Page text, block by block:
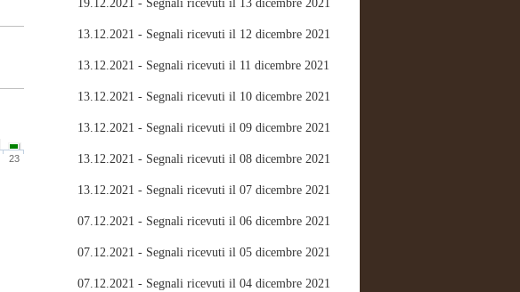
23
13.12.2021 - Segnali ricevuti il 12 dicembre 2021
13.12.2021 - Segnali ricevuti il 11 dicembre 2021
13.12.2021 - Segnali ricevuti il 10 dicembre 2021
13.12.2021 - Segnali ricevuti il 09 dicembre 2021
13.12.2021 - Segnali ricevuti il 08 dicembre 2021
13.12.2021 - Segnali ricevuti il 07 dicembre 2021
07.12.2021 - Segnali ricevuti il 06 dicembre 2021
07.12.2021 - Segnali ricevuti il 05 dicembre 2021
07.12.2021 - Segnali ricevuti il 04 dicembre 2021